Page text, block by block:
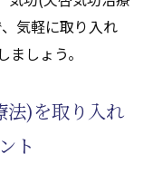
気軽に取り入れ
しょう。
法)を取り入れ
ト